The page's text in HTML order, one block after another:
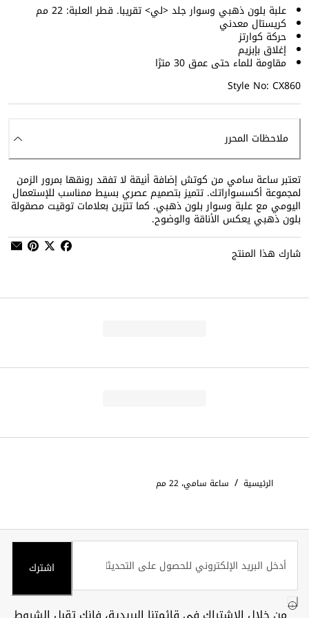
علبة بلون ذهبي وسوار جلد <لي> تقريبا. قطر العلبة: 22 مم
كريستال معدني
حركة كوارتز
إغلاق بإبزيم
مقاومة للماء حتى عمق 30 مترًا
Style No: CX860
ملاحظات المحرر
تعتبر ساعة سامي من كوتش إضافة أنيقة لا تفقد رونقها بمرور الزمن
لمجموعة أكسسواراتك. تتميز بتصميم عصري بسيط ممناسب للإستعمال
اليومي مع علبة وسوار بلون ذهبي. كما تتزين بعلامات توقيت مصقولة
بلون ذهبي يعكس الأناقة والوضوح.
شارك هذا المنتج
الرئيسية / ساعة سامي، 22 مم
اشترك